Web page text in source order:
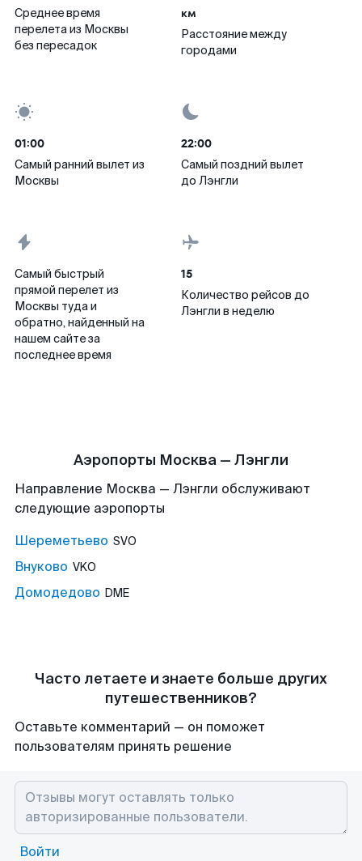
Среднее время
перелета из Москвы
без пересадок
км
Расстояние между
городами
01:00
Самый ранний вылет из
Москвы
22:00
Самый поздний вылет
до Лэнгли
Самый быстрый
прямой перелет из
Москвы туда и
обратно, найденный на
нашем сайте за
последнее время
15
Количество рейсов до
Лэнгли в неделю
Аэропорты Москва — Лэнгли
Направление Москва — Лэнгли обслуживают
следующие аэропорты
Шереметьево SVO
Внуково VKO
Домодедово DME
Часто летаете и знаете больше других
путешественников?
Оставьте комментарий — он поможет
пользователям принять решение
Войти